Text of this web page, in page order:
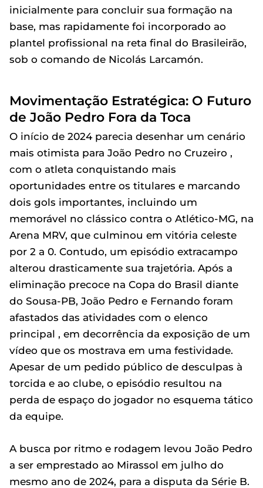
inicialmente para concluir sua formação na
base, mas rapidamente foi incorporado ao
plantel profissional na reta final do Brasileirão,
sob o comando de Nicolás Larcamón.
Movimentação Estratégica: O Futuro
de João Pedro Fora da Toca
O início de 2024 parecia desenhar um cenário
mais otimista para João Pedro no Cruzeiro ,
com o atleta conquistando mais
oportunidades entre os titulares e marcando
dois gols importantes, incluindo um
memorável no clássico contra o Atlético-MG, na
Arena MRV, que culminou em vitória celeste
por 2 a 0. Contudo, um episódio extracampo
alterou drasticamente sua trajetória. Após a
eliminação precoce na Copa do Brasil diante
do Sousa-PB, João Pedro e Fernando foram
afastados das atividades com o elenco
principal , em decorrência da exposição de um
vídeo que os mostrava em uma festividade.
Apesar de um pedido público de desculpas à
torcida e ao clube, o episódio resultou na
perda de espaço do jogador no esquema tático
da equipe.
A busca por ritmo e rodagem levou João Pedro
a ser emprestado ao Mirassol em julho do
mesmo ano de 2024, para a disputa da Série B.